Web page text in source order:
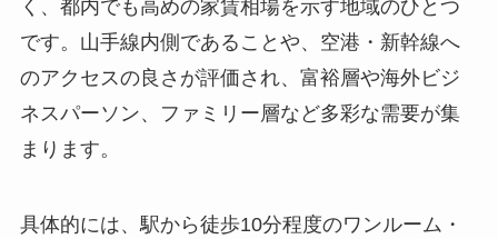
く、都内でも高めの家賃相場を示す地域のひとつ
です。山手線内側であることや、空港・新幹線へ
のアクセスの良さが評価され、富裕層や海外ビジ
ネスパーソン、ファミリー層など多彩な需要が集
まります。
具体的には、駅から徒歩10分程度のワンルーム・